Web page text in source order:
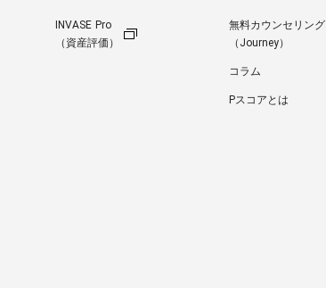
INVASE Pro
（資産評価）
無料カウンセリング
（Journey）
コラム
Pスコアとは